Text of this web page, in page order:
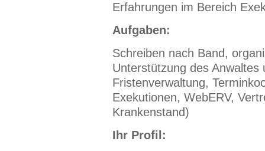
Erfahrungen im Bereich
Aufgaben:
Schreiben nach Band,
Unterstützung des
Fristenverwaltung,
Exekutionen, WebERV,
Krankenstand)
Ihr Profil: